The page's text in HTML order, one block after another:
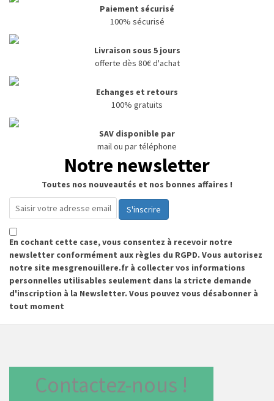
Paiement sécurisé
100% sécurisé
Livraison sous 5 jours
offerte dès 80€ d'achat
Echanges et retours
100% gratuits
SAV disponible par
mail ou par téléphone
Notre newsletter
Toutes nos nouveautés et nos bonnes affaires !
S'inscrire
En cochant cette case, vous consentez à recevoir notre
newsletter conformément aux règles du RGPD. Vous autorisez
notre site mesgrenouillere.fr à collecter vos informations
personnelles utilisables seulement dans la stricte demande
d'inscription à la Newsletter. Vous pouvez vous désabonner à
tout moment
Contactez-nous !